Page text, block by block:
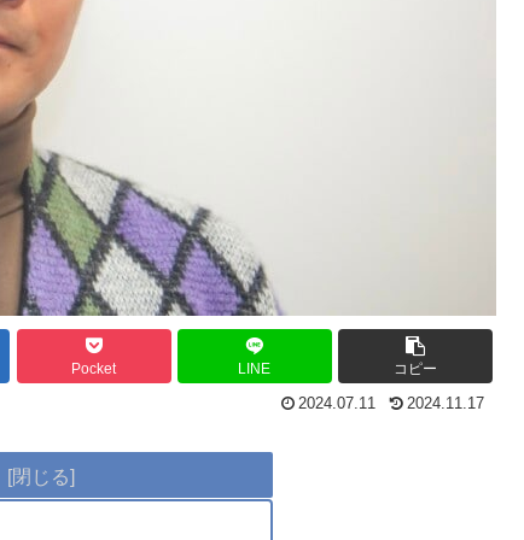
Pocket LINE コピー
2024.07.11 2024.11.17